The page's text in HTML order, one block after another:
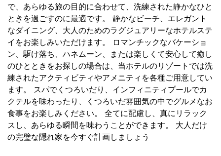
で、あらゆる旅の目的に合わせて、洗練された静かなひと
ときを過ごすのに最適です。 静かなビーチ、エレガント
なダイニング、大人のためのラグジュアリーなホテルステ
イをお楽しみいただけます。 ロマンチックなバケーショ
ン、駆け落ち、ハネムーン、または楽しくて安心して癒し
のひとときをお探しの場合は、当ホテルのリゾートでは洗
練されたアクティビティやアメニティを各種ご用意してい
ます。 スパでくつろいだり、インフィニティプールでカ
クテルを味わったり、くつろいだ雰囲気の中でグルメなお
食事をお楽しみください。 全てに配慮し、真にリラック
スし、あらゆる瞬間を味わうことができます。 大人だけ
の完璧な隠れ家を今すぐ計画しましょう